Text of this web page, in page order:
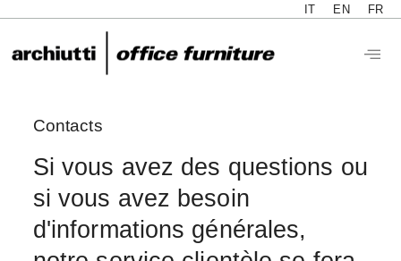
IT EN FR
Contacts
Si vous avez des questions ou
si vous avez besoin
d'informations générales,